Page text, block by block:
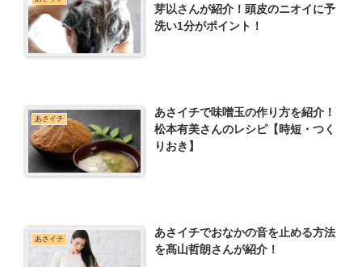
芽以さんが紹介！頭皮のニオイに予
洗い1分がポイント！
あさイチ
あさイチで味噌玉の作り方を紹介！
松本有美さんのレシピ【時短・つく
りおき】
あさイチ
あさイチでおなかの音を止める方法
を髙山哲朗さんが紹介！